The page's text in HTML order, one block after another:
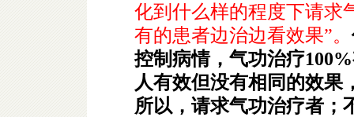
化到什么样的程度下请求
有的患者边治边看效果”。
控制病情，气功治疗
人有效但没有相同的效果
所以，请求气功治疗者；